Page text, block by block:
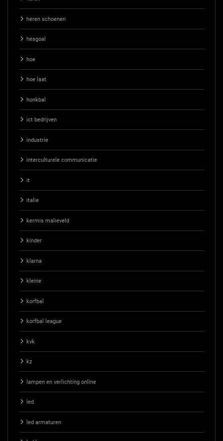
heren schoenen
hesgoal
hoe
hoe laat
honkbal
ict bedrijven
industrie
interculturele communicatie
it
italie
kermis malieveld
kinder
klarna
kleine
korfbal
korfbal league
kvk
kz
lampen en verlichting online
led
led armaturen